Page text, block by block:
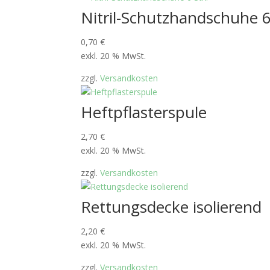
Nitril-Schutzhandschuhe
0,70€
exkl. 20 % MwSt.
zzgl.Versandkosten
Heftpflasterspule
2,70€
exkl. 20 % MwSt.
zzgl.Versandkosten
Rettungsdecke isolierend
2,20€
exkl. 20 % MwSt.
zzgl.Versandkosten